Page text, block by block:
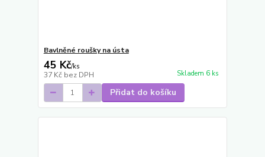
Bavlněné roušky na ústa
45 Kč/ks
37 Kč bez DPH Skladem 6 ks
Přidat do košíku